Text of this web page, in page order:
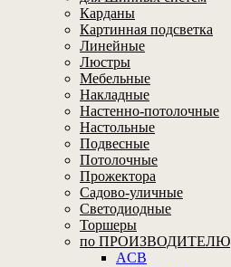
Карданы
Картинная подсветка
Линейные
Люстры
Мебельные
Накладные
Настенно-потолочные
Настольные
Подвесные
Потолочные
Прожектора
Садово-уличные
Светодиодные
Торшеры
по ПРОИЗВОДИТЕЛЮ
ACB